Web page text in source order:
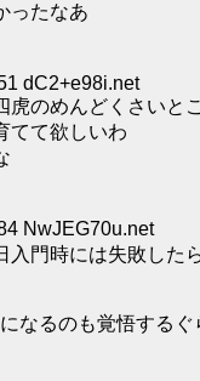
ったなあ
dC2+e98i.net
虎のめんどくさいと
てて欲しいわ
NwJEG70u.net
入門時には失敗した
なるのも覚悟するぐ